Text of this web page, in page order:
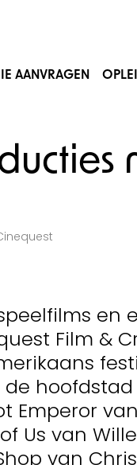
AANVRAGEN
en
Film &
Emperor
Us van
van